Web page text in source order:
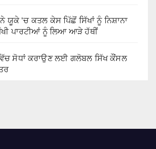
ਯੂਕੇ ‘ਚ ਕਤਲ ਕੇਸ ਪਿੱਛੋਂ ਸਿੱਖਾਂ ਨੂੰ ਨਿਸ਼ਾਨਾ
ਪਾਰਟੀਆਂ ਨੂੰ ਲਿਆ ਆੜੇ ਹੱਥੀਂ
ਸੋਧਾਂ ਕਰਾਉਣ ਲਈ ਗਲੋਬਲ ਸਿੱਖ ਕੌਂਸਲ